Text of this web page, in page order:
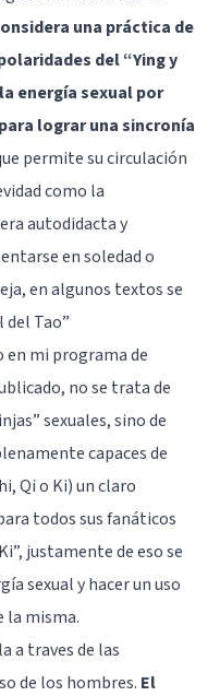
una práctica de
del “Ying y
energía sexual por
lograr una sincronía
permite su circulación
como la
autodidacta y
en soledad o
en algunos textos se
del Tao”
en mi programa de
no se trata de
sexuales, sino de
capaces de
Qi o Ki) un claro
todos sus fanáticos
justamente de eso se
sexual y hacer un uso
la misma.
a traves de las
de los hombres. El